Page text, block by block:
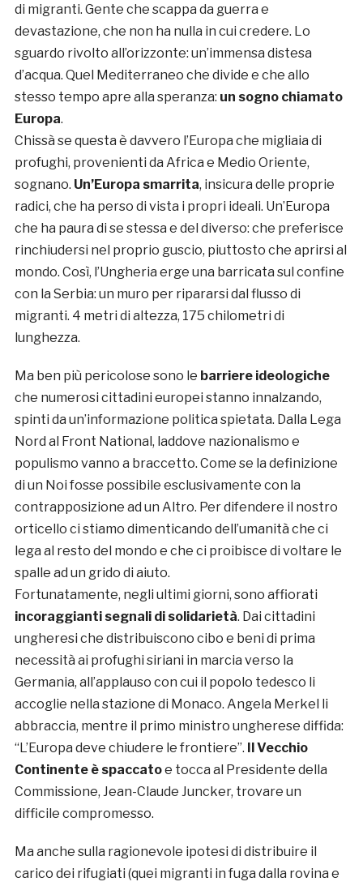
di migranti. Gente che scappa da guerra e
devastazione, che non ha nulla in cui credere. Lo
sguardo rivolto all’orizzonte: un’immensa distesa
d’acqua. Quel Mediterraneo che divide e che allo
stesso tempo apre alla speranza: un sogno chiamato
Europa.
Chissà se questa è davvero l’Europa che migliaia di
profughi, provenienti da Africa e Medio Oriente,
sognano. Un’Europa smarrita, insicura delle proprie
radici, che ha perso di vista i propri ideali. Un’Europa
che ha paura di se stessa e del diverso: che preferisce
rinchiudersi nel proprio guscio, piuttosto che aprirsi al
mondo. Così, l’Ungheria erge una barricata sul confine
con la Serbia: un muro per ripararsi dal flusso di
migranti. 4 metri di altezza, 175 chilometri di
lunghezza.
Ma ben più pericolose sono le barriere ideologiche
che numerosi cittadini europei stanno innalzando,
spinti da un’informazione politica spietata. Dalla Lega
Nord al Front National, laddove nazionalismo e
populismo vanno a braccetto. Come se la definizione
di un Noi fosse possibile esclusivamente con la
contrapposizione ad un Altro. Per difendere il nostro
orticello ci stiamo dimenticando dell’umanità che ci
lega al resto del mondo e che ci proibisce di voltare le
spalle ad un grido di aiuto.
Fortunatamente, negli ultimi giorni, sono affiorati
incoraggianti segnali di solidarietà. Dai cittadini
ungheresi che distribuiscono cibo e beni di prima
necessità ai profughi siriani in marcia verso la
Germania, all’applauso con cui il popolo tedesco li
accoglie nella stazione di Monaco. Angela Merkel li
abbraccia, mentre il primo ministro ungherese diffida:
“L’Europa deve chiudere le frontiere”. Il Vecchio
Continente è spaccatoe tocca al Presidente della
Commissione, Jean-Claude Juncker, trovare un
difficile compromesso.
Ma anche sulla ragionevole ipotesi di distribuire il
carico dei rifugiati (quei migranti in fuga dalla rovina e